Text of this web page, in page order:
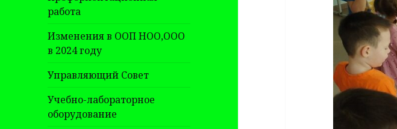
работа
Изменения в ООП НОО,ООО
в 2024 году
Управляющий Совет
Учебно-лабораторное
оборудование